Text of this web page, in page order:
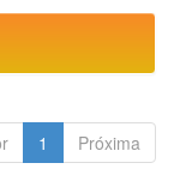
1 Próxima